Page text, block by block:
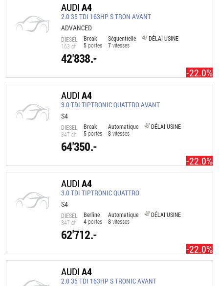
AUDIA4
2.0 35 TDI 163HP S TRON AVANT
ADVANCED
DIESEL
163 ch
Break
5portes
Séquentielle
7vitesses
DÉLAI USINE
-22.0%
42'838.-
AUDIA4
3.0 TDI TIPTRONIC QUATTRO AVANT
S4
DIESEL
347 ch
Break
5portes
Automatique
8vitesses
DÉLAI USINE
-22.0%
64'350.-
AUDIA4
3.0 TDI TIPTRONIC QUATTRO
S4
DIESEL
347 ch
Berline
4portes
Automatique
8vitesses
DÉLAI USINE
-22.0%
62'712.-
AUDIA4
2.0 35 TDI 163HP S TRONIC AVANT